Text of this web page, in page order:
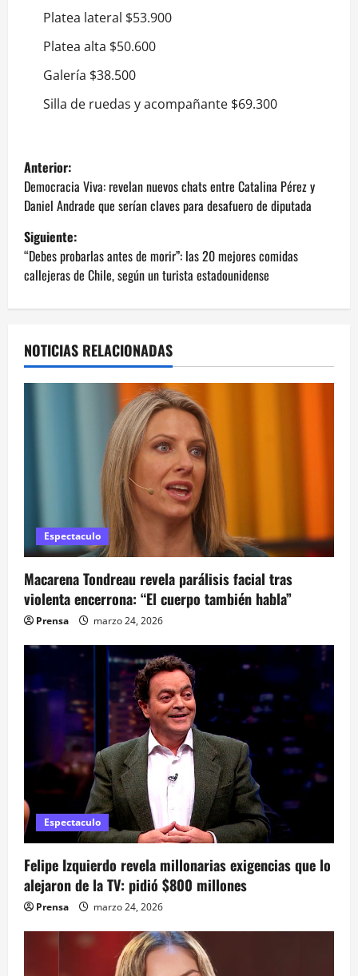
Platea lateral $53.900
Platea alta $50.600
Galería $38.500
Silla de ruedas y acompañante $69.300
N
a
v
e
c
e
n
t
a
a
s
Anterior:
Democracia Viva: revelan nuevos chats entre Catalina Pérez y
Daniel Andrade que serían claves para desafuero de diputada
Siguiente:
“Debes probarlas antes de morir”: las 20 mejores comidas
callejeras de Chile, según un turista estadounidense
NOTICIAS RELACIONADAS
Espectaculo
Macarena Tondreau revela parálisis facial tras
violenta encerrona: “El cuerpo también habla”
Prensa marzo 24, 2026
Espectaculo
Felipe Izquierdo revela millonarias exigencias que lo
alejaron de la TV: pidió $800 millones
Prensa marzo 24, 2026